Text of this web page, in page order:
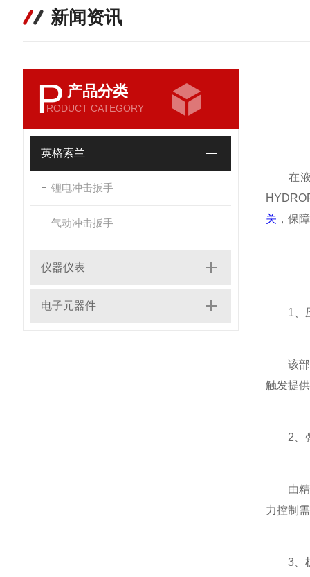
新闻资讯
P 产品分类
RODUCT CATEGORY
英格索兰
锂电冲击扳手
气动冲击扳手
仪器仪表
电子元器件
在液压
关 ，保
1、压
该部件
触发提
2、弹
由精密
力控制
3、机